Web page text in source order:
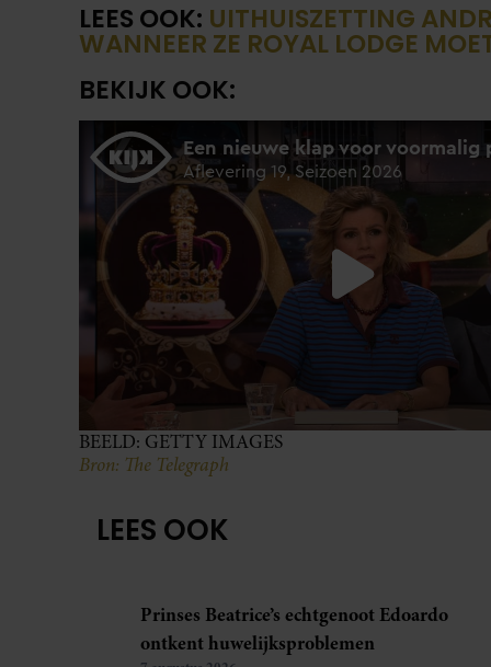
LEES OOK: UITHUISZETTING
WANNEER ZE ROYAL LODGE
BEKIJK OOK:
BEELD: GETTY IMAGES
Bron: The Telegraph
LEES OOK
Prinses Beatrice’s echtgenoot Edoardo
ontkent huwelijksproblemen